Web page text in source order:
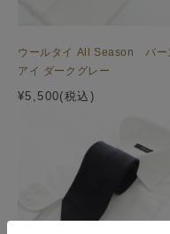
ウールタイ All Season バー
アイ ダークグレー
¥5,500(税込)